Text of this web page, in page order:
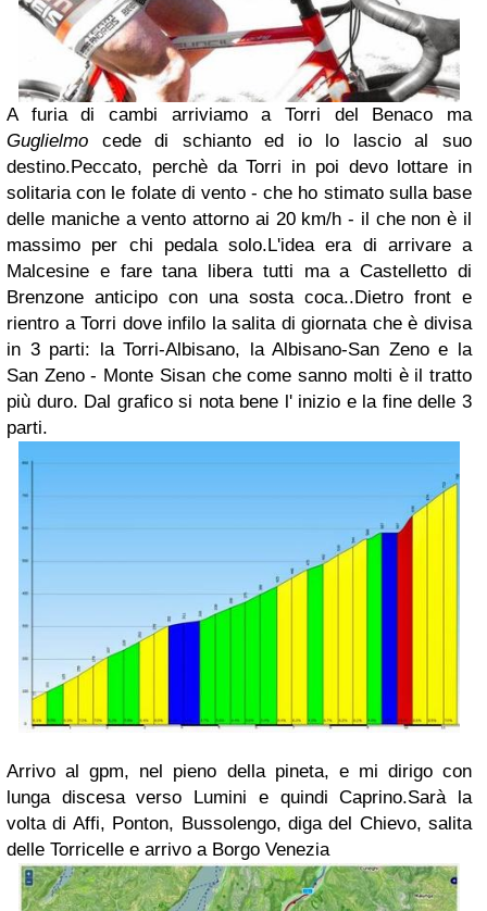
A furia di cambi arriviamo a Torri del Benaco ma
Guglielmo cede di schianto ed io lo lascio al suo
destino.Peccato, perchè da Torri in poi devo lottare in
solitaria con le folate di vento - che ho stimato sulla base
delle maniche a vento attorno ai 20 km/h - il che non è il
massimo per chi pedala solo.L'idea era di arrivare a
Malcesine e fare tana libera tutti ma a Castelletto di
Brenzone anticipo con una sosta coca..Dietro front e
rientro a Torri dove infilo la salita di giornata che è divisa
in 3 parti: la Torri-Albisano, la Albisano-San Zeno e la
San Zeno - Monte Sisan che come sanno molti è il tratto
più duro. Dal grafico si nota bene l' inizio e la fine delle 3
parti.
Arrivo al gpm, nel pieno della pineta, e mi dirigo con
lunga discesa verso Lumini e quindi Caprino.Sarà la
volta di Affi, Ponton, Bussolengo, diga del Chievo, salita
delle Torricelle e arrivo a Borgo Venezia